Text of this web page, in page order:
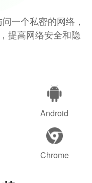
一个私密的网络，
提高网络安全和隐
Android
Chrome